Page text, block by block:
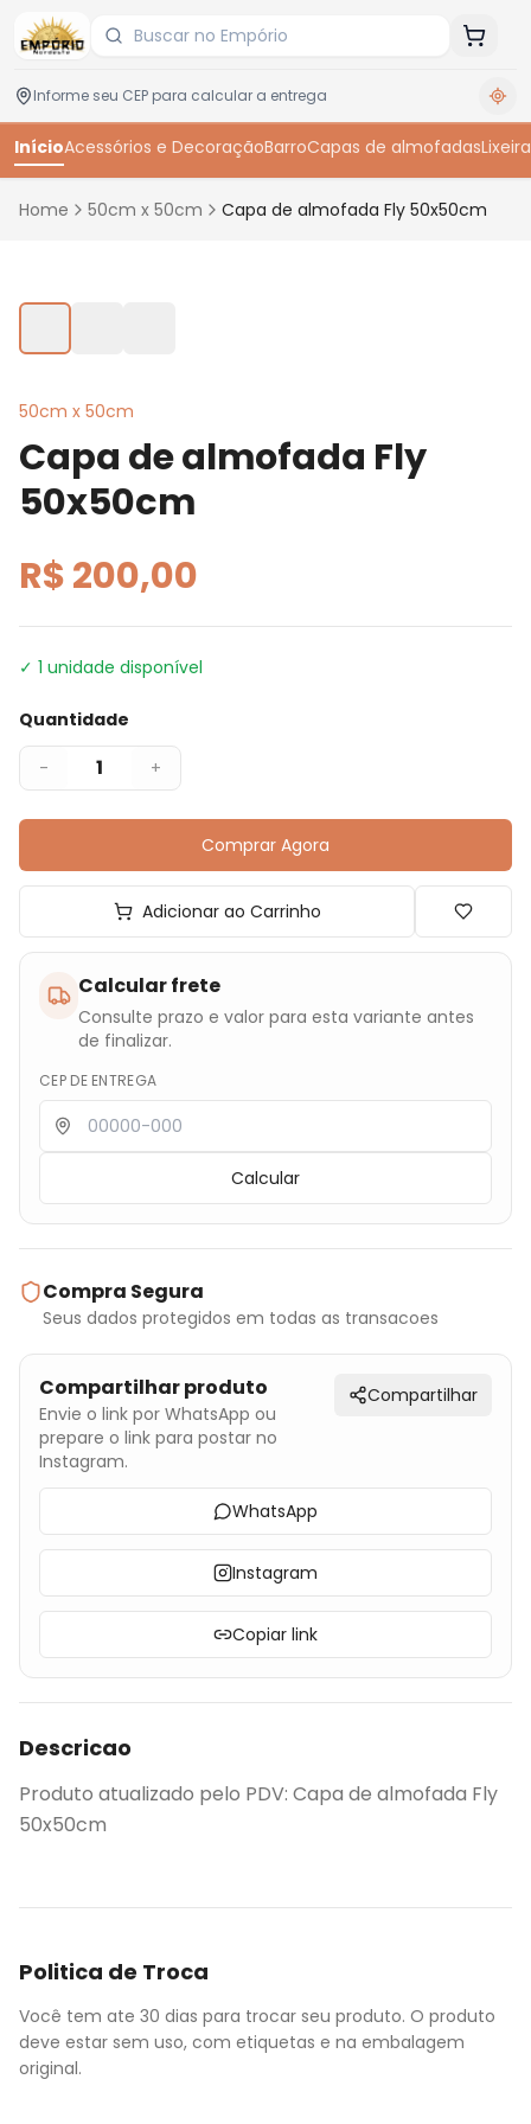
InícioAcessórios e DecoraçãoBarroCapas de almofadasLixeira
Home 50cm x 50cm Capa de almofada Fly 50x50cm
50cm x 50cm
Capa de almofada Fly
50x50cm
R$ 200,00
✓ 1 unidade disponível
Quantidade
- 1 +
Comprar Agora
Adicionar ao Carrinho
Calcular frete
Consulte prazo e valor para esta variante antes
de finalizar.
CEP DE ENTREGA
Calcular
Compra Segura
Seus dados protegidos em todas as transacoes
Compartilhar produto
Envie o link por WhatsApp ou
prepare o link para postar no
Instagram.
Compartilhar
WhatsApp
Instagram
Copiar link
Descricao
Produto atualizado pelo PDV: Capa de almofada Fly
50x50cm
Politica de Troca
Você tem ate 30 dias para trocar seu produto. O produto
deve estar sem uso, com etiquetas e na embalagem
original.